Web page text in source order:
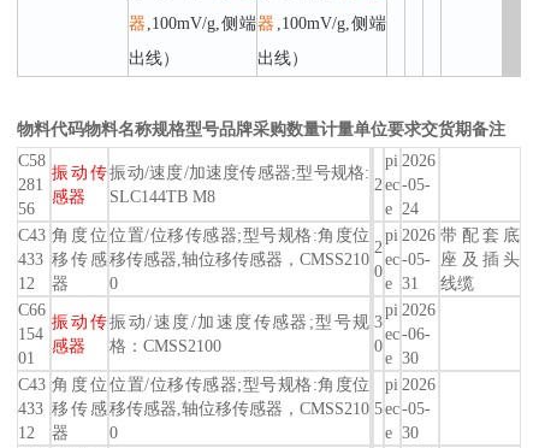
器,100mV/g,侧端
出线）
器 ,100mV/g,侧端
出线）
物料代码物料名称规格型号品牌采购数量计量单位要求交货期备注
C58
281
56
振动传
感器
振动/速度/加速度传感器;型号规格:
SLC144TB M8
2
pi
ec
e
2026
-05-
24
C43
433
12
角度位
移传感
器
位置/位移传感器;型号规格:角度位
移传感器,轴位移传感器，CMSS210
0
2
0
pi
ec
e
2026
-05-
31
带配套底
座及插头
线缆
C66
154
01
振动传
感器
振动/速度/加速度传感器;型号规
格：CMSS2100
3
0
pi
ec
e
2026
-06-
30
C43
433
12
角度位
移传感
器
位置/位移传感器;型号规格:角度位
移传感器,轴位移传感器，CMSS210
0
5
pi
ec
e
2026
-05-
30